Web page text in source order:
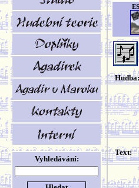
Vyhledávání:
Hudba:
Text: